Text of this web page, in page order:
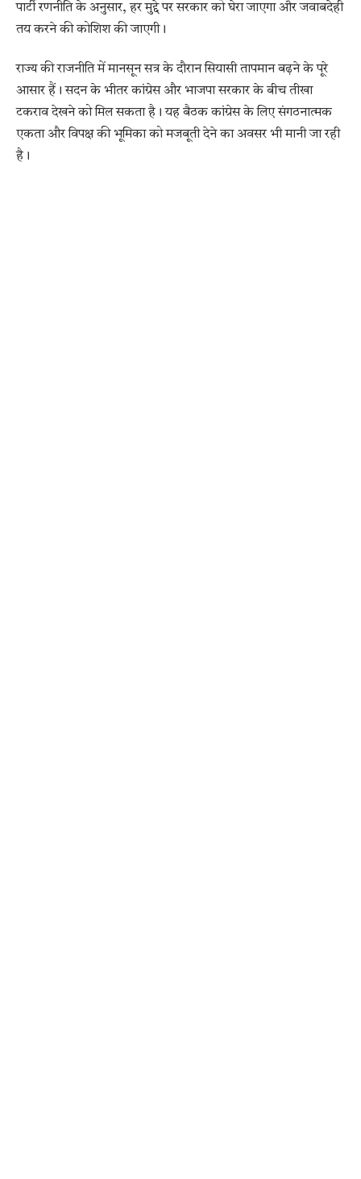
पार्टी रणनीति के अनुसार, हर मुद्दे पर सरकार को घेरा जाएगा और जवाबदेही
तय करने की कोशिश की जाएगी।
राज्य की राजनीति में मानसून सत्र के दौरान सियासी तापमान बढ़ने के पूरे
आसार हैं। सदन के भीतर कांग्रेस और भाजपा सरकार के बीच तीखा
टकराव देखने को मिल सकता है। यह बैठक कांग्रेस के लिए संगठनात्मक
एकता और विपक्ष की भूमिका को मजबूती देने का अवसर भी मानी जा रही
है।